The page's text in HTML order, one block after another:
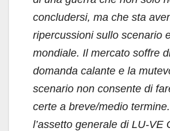
concludersi, ma che sta
ripercussioni sullo scenario
mondiale. Il mercato soffre
domanda calante e la
scenario non consente di
certe a breve/medio
l’assetto generale di LU-VE